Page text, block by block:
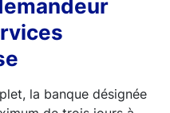
la banque désignée